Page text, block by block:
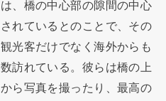
、橋の中心部の隙間の中心
れているとのことで、その
光客だけでなく海外からも
訪れている。彼らは橋の上
ら写真を撮ったり、最高の